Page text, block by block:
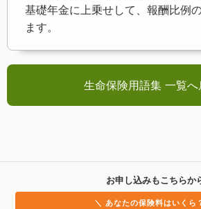
基礎年金に上乗せして、報酬比例
ます。
生命保険用語集 一覧へ
お申し込みもこちらか
＼ あなたの保険料はいくら